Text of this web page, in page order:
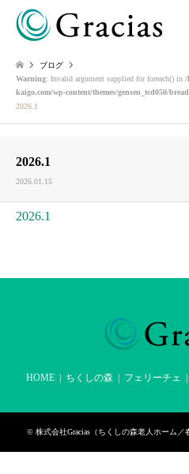
ブログ
Warning: Invalid argument supplied for foreach() in /
kaigo.com/wp-content/themes/gensen_tcd050/
2026.1
2026.1
2026.01.15
2026.1
HOME ちくしの森 フェリーチェ
© 株式会社Gracias（ちくしの森老人ホーム／